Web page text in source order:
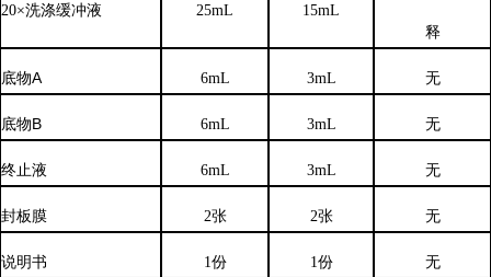
20×洗涤缓冲液 25mL 15mL
释
底物A 6mL 3mL 无
底物B 6mL 3mL 无
终止液 6mL 3mL 无
封板膜 2张 2张 无
说明书 1份 1份 无